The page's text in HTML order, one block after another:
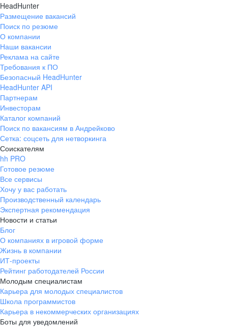
HeadHunter
Размещение вакансий
Поиск по резюме
О компании
Наши вакансии
Реклама на сайте
Требования к ПО
Безопасный HeadHunter
HeadHunter API
Партнерам
Инвесторам
Каталог компаний
Поиск по вакансиям в Андрейково
Сетка: соцсеть для нетворкинга
Соискателям
hh PRO
Готовое резюме
Все сервисы
Хочу у вас работать
Производственный календарь
Экспертная рекомендация
Новости и статьи
Блог
О компаниях в игровой форме
Жизнь в компании
ИТ-проекты
Рейтинг работодателей России
Молодым специалистам
Карьера для молодых специалистов
Школа программистов
Карьера в некоммерческих организациях
Боты для уведомлений